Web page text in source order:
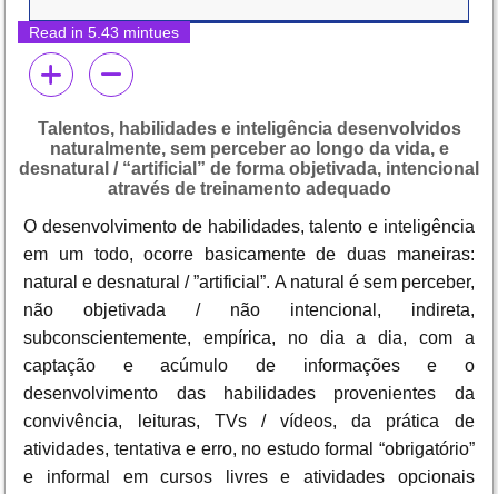
Read in 5.43 mintues
Talentos, habilidades e inteligência desenvolvidos
naturalmente, sem perceber ao longo da vida, e
desnatural / “artificial” de forma objetivada, intencional
através de treinamento adequado
O desenvolvimento de habilidades, talento e inteligência
em um todo, ocorre basicamente de duas maneiras:
natural e desnatural / ”artificial”. A natural é sem perceber,
não objetivada / não intencional, indireta,
subconscientemente, empírica, no dia a dia, com a
captação e acúmulo de informações e o
desenvolvimento das habilidades provenientes da
convivência, leituras, TVs / vídeos, da prática de
atividades, tentativa e erro, no estudo formal “obrigatório”
e informal em cursos livres e atividades opcionais